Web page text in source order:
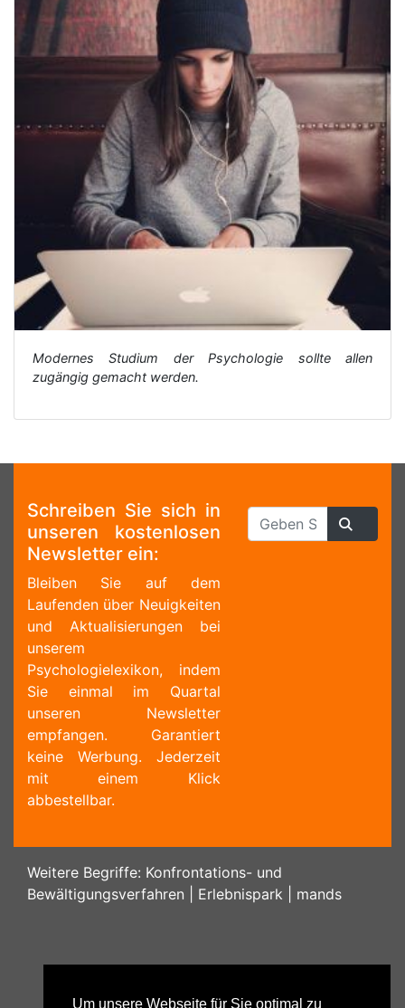
Um unsere Webseite für Sie optimal zu
Modernes Studium der Psychologie sollte allen
zugängig gemacht werden.
Schreiben Sie sich in
unseren kostenlosen
Newsletter ein:
Bleiben Sie auf dem
Laufenden über Neuigkeiten
und Aktualisierungen bei
unserem
Psychologielexikon, indem
Sie einmal im Quartal
unseren Newsletter
empfangen. Garantiert
keine Werbung. Jederzeit
mit einem Klick
abbestellbar.
Weitere Begriffe: Konfrontations- und
Bewältigungsverfahren
Erlebnispark mands